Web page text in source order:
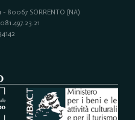
- 80067 SORRENTO (NA)